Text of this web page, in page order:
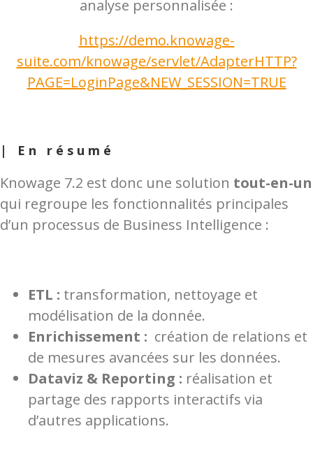
analyse personnalisée :
https://demo.knowage-
suite.com/knowage/servlet/AdapterHTTP?
PAGE=LoginPage&NEW_SESSION=TRUE
| En résumé
Knowage 7.2 est donc une solution tout-en-un
qui regroupe les fonctionnalités principales
d’un processus de Business Intelligence :
ETL : transformation, nettoyage et
modélisation de la donnée.
Enrichissement : création de relations et
de mesures avancées sur les données.
Dataviz & Reporting : réalisation et
partage des rapports interactifs via
d’autres applications.